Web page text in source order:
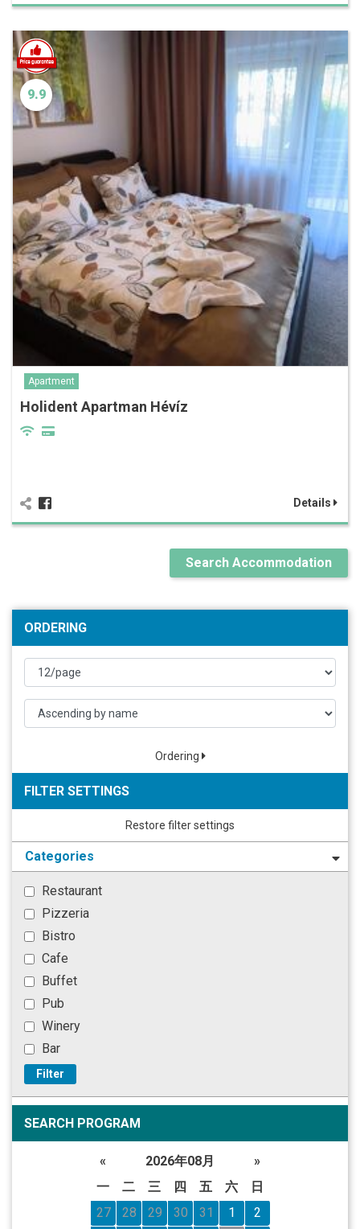
9.9
Apartment
Holident Apartman Hévíz
Details
Search Accommodation
ORDERING
Ordering
FILTER SETTINGS
Restore filter settings
Categories
Restaurant
Pizzeria
Bistro
Cafe
Buffet
Pub
Winery
Bar
Filter
SEARCH PROGRAM
« 2026年08月
»
一
二 三 四 五 六
日
27
28 29 30 31 1 2